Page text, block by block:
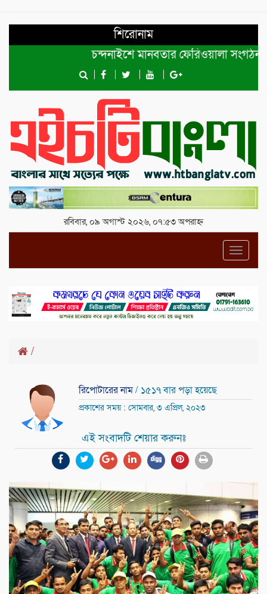
শিরোনাম
চন্দনাইশে মানবতার ফেরিওয়ালা সংগঠন
রবিবার, ০৯ অগাস্ট ২০২৬, ০৭:৫৩ অপরাহ্ন
/
রিপোটারের নাম/ ১৫১৭ বার পড়া হয়েছে
প্রকাশের সময় : সোমবার, ৩ এপ্রিল, ২০২৩
এই সংবাদটি শেয়ার করুনঃ